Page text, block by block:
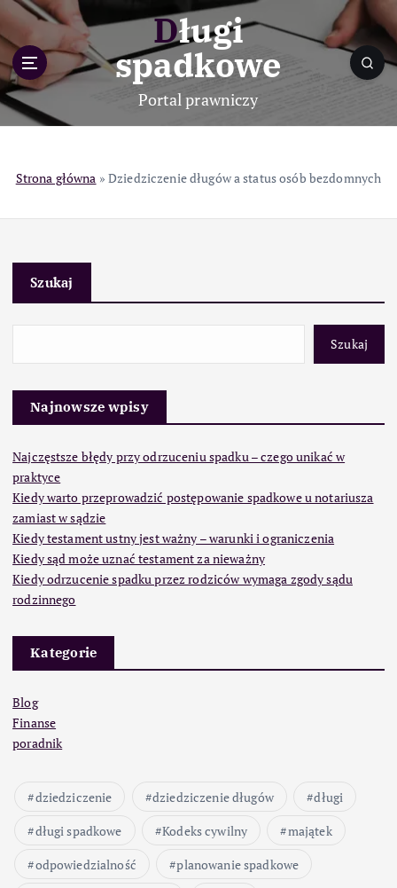
p
o
c
Długi
spadkowe
Portal prawniczy
Strona główna » Dziedziczenie długów a status osób bezdomnych
Szukaj
Szukaj
Najnowsze wpisy
Najczęstsze błędy przy odrzuceniu spadku – czego unikać w
praktyce
Kiedy warto przeprowadzić postępowanie spadkowe u notariusza
zamiast w sądzie
Kiedy testament ustny jest ważny – warunki i ograniczenia
Kiedy sąd może uznać testament za nieważny
Kiedy odrzucenie spadku przez rodziców wymaga zgody sądu
rodzinnego
Kategorie
Blog
Finanse
poradnik
dziedziczenie dziedziczenie długów
długi
długi spadkowe
Kodeks cywilny
majątek
odpowiedzialność
planowanie spadkowe